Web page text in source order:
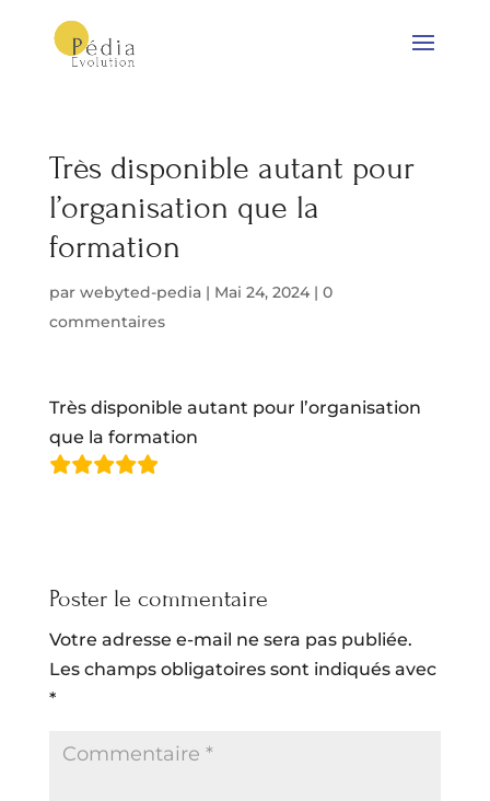
Très disponible autant pour
l’organisation que la
formation
par webyted-pedia| Mai 24, 2024| 0
commentaires
Très disponible autant pour l’organisation
que la formation
Poster le commentaire
Votre adresse e-mail ne sera pas publiée.
Les champs obligatoires sont indiqués avec
*